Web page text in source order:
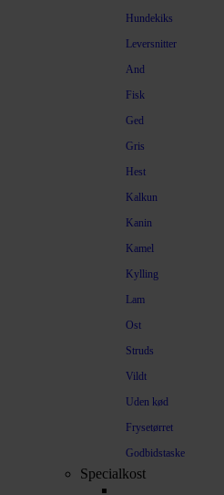
Hundekiks
Leversnitter
And
Fisk
Ged
Gris
Hest
Kalkun
Kanin
Kamel
Kylling
Lam
Ost
Struds
Vildt
Uden kød
Frysetørret
Godbidstaske
Specialkost